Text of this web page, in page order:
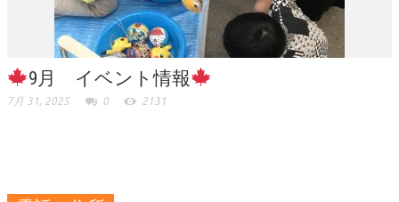
9月 イベント情報
7月 31, 2025 0 2131